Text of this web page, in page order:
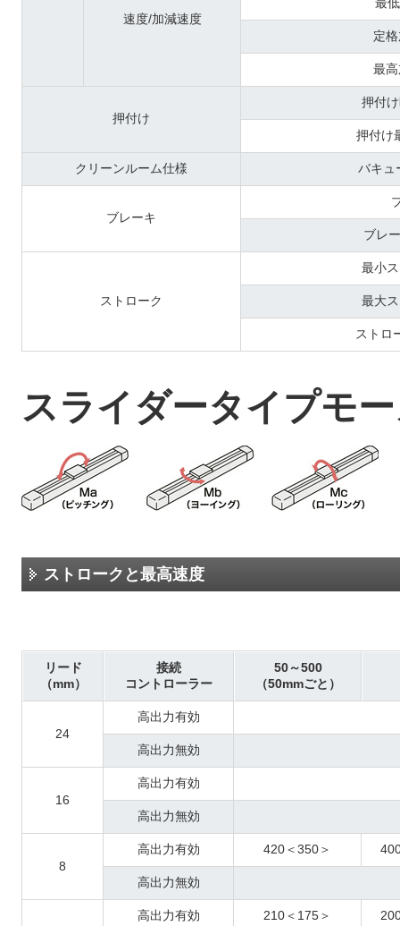
速度/加減速度
定
最
押付け
押付
押付け
クリーンルーム仕様 バキュ
ブレーキ
ブレ
ストローク
最小
最大
ストロ
スライダータイプモ
ストロークと最高速度
リード
（mm）
接続
コントローラー
50～500
（50mmごと）
24
高出力有効
高出力無効
16
高出力有効
高出力無効
8
高出力有効 420＜350＞
高出力無効
高出力有効 210＜175＞